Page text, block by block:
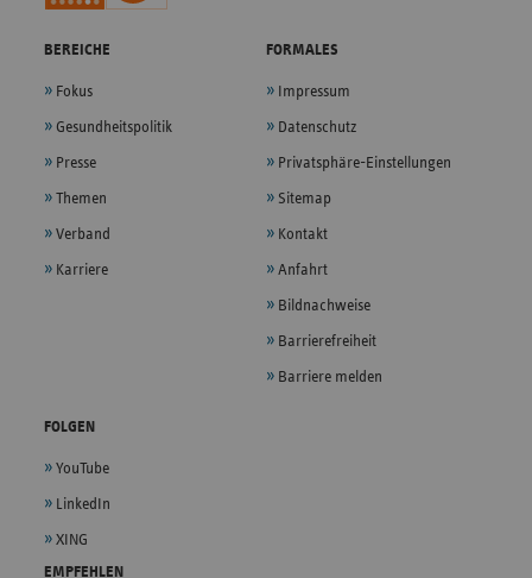
BEREICHE
Fokus
Gesundheitspolitik
Presse
Themen
Verband
Karriere
FORMALES
Impressum
Datenschutz
Privatsphäre-Einstellungen
Sitemap
Kontakt
Anfahrt
Bildnachweise
Barrierefreiheit
Barriere melden
FOLGEN
YouTube
LinkedIn
XING
EMPFEHLEN